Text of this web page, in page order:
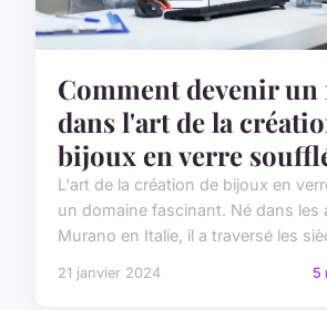
Comment devenir
dans l'art de la
bijoux en verre
L'art de la création de bijoux en
un domaine fascinant. Né dans les
Murano en Italie, il a traversé les
21 janvier 2024 5